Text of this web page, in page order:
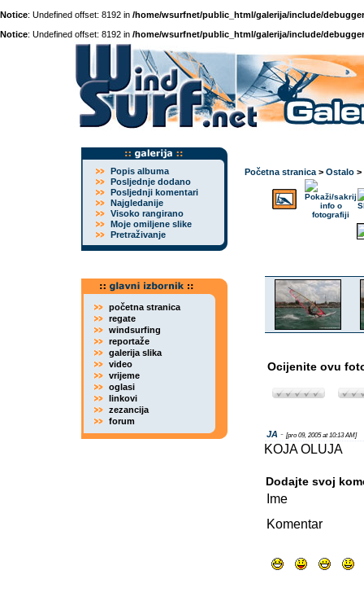
Notice: Undefined offset: 8192 in /home/wsurfnet/public_html/galerija/include/
Notice: Undefined offset: 8192 in /home/wsurfnet/public_html/galerija/include/
Popis albuma
Posljednje dodano
Posljednji komentari
Najgledanije
Visoko rangirano
Moje omiljene slike
Pretraživanje
početna stranica
regate
windsurfing
reportaže
galerija slika
video
vrijeme
oglasi
linkovi
zezancija
forum
Početna stranica > Ostalo >
Ocijenite ovu
JA - [pro 09, 2005 at 10:13 AM]
KOJA OLUJA
Dodajte svoj
Ime
Komentar